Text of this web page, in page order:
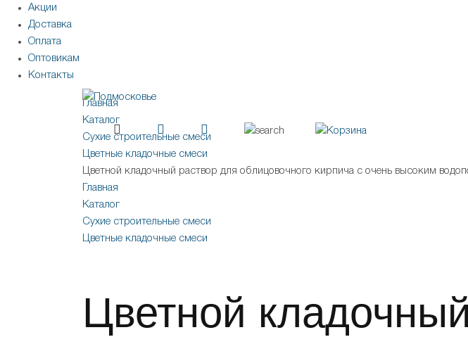
Акции
Доставка
Оплата
Оптовикам
Контакты
Главная
Каталог
Сухие строительные смеси
Цветные кладочные смеси
Цветной кладочный раствор для облицовочного кирпича с очень высоким
Главная
Каталог
Сухие строительные смеси
Цветные кладочные смеси
Цветной